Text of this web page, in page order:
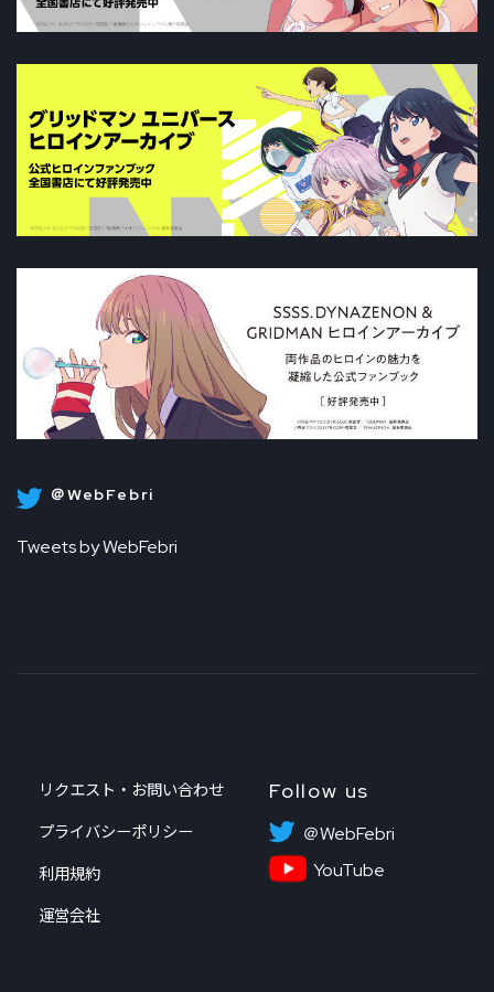
＠WebFebri
Tweets by WebFebri
リクエスト・お問い合わせ
プライバシーポリシー
利用規約
運営会社
Follow us
＠WebFebri
YouTube